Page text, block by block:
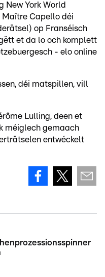
New York World
Maître Capello déi
op Franséisch
et da lo och komplett
- elo online
déi matspillen, vill
Lulling, deen et
méiglech gemaach
entwéckelt